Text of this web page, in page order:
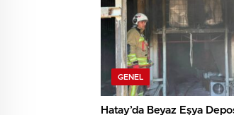
GENEL
Hatay’da Beyaz Eşya